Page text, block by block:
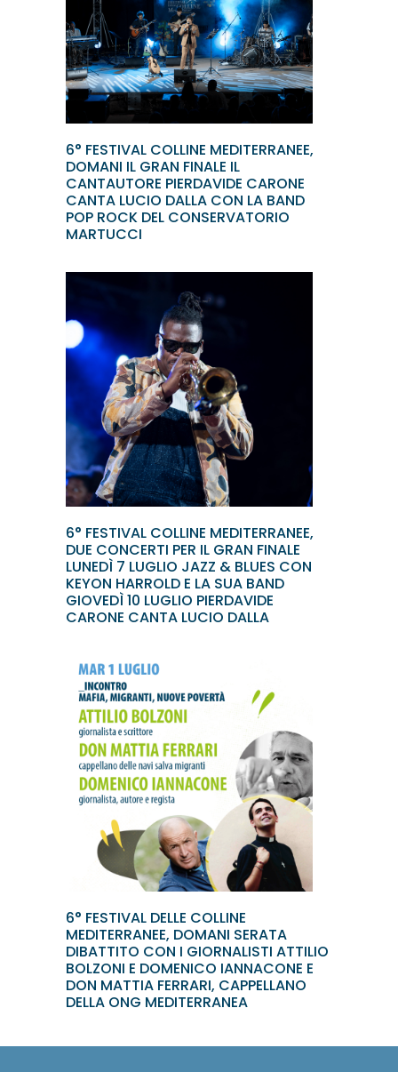
6° FESTIVAL COLLINE MEDITERRANEE,
DOMANI IL GRAN FINALE IL
CANTAUTORE PIERDAVIDE CARONE
CANTA LUCIO DALLA CON LA BAND
POP ROCK DEL CONSERVATORIO
MARTUCCI
6° FESTIVAL COLLINE MEDITERRANEE,
DUE CONCERTI PER IL GRAN FINALE
LUNEDÌ 7 LUGLIO JAZZ & BLUES CON
KEYON HARROLD E LA SUA BAND
GIOVEDÌ 10 LUGLIO PIERDAVIDE
CARONE CANTA LUCIO DALLA
6° FESTIVAL DELLE COLLINE
MEDITERRANEE, DOMANI SERATA
DIBATTITO CON I GIORNALISTI ATTILIO
BOLZONI E DOMENICO IANNACONE E
DON MATTIA FERRARI, CAPPELLANO
DELLA ONG MEDITERRANEA